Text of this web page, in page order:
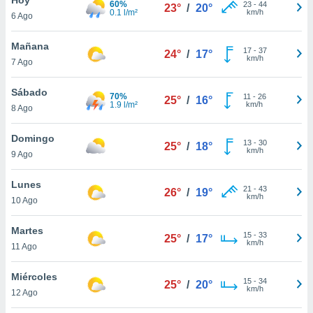
en
más
nuestra
de
cookies
aceptar
6 Ago
60%
0.1 l/m²
23° / 20° 23- 44
km/h
Mañana
7 Ago
24° / 17° 17- 37
km/h
Sábado
8 Ago
70%
1.9 l/m²
25° / 16° 11 - 26
km/h
Domingo
9 Ago
25° / 18° 13- 30
km/h
Lunes
10 Ago
26° / 19° 21 - 43
km/h
Martes
11 Ago
25° / 17° 15- 33
km/h
Miércoles
12 Ago
25° / 20° 15- 34
km/h